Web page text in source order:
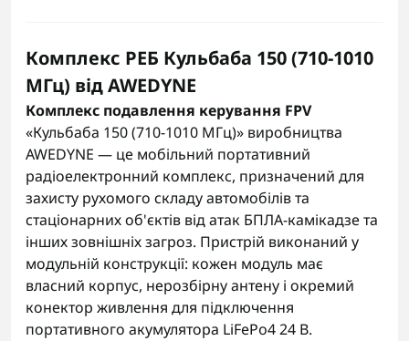
Комплекс РЕБ Кульбаба 150 (710-1010
МГц) від AWEDYNE
Комплекс подавлення керування FPV
«Кульбаба 150 (710-1010 МГц)» виробництва
AWEDYNE — це мобільний портативний
радіоелектронний комплекс, призначений для
захисту рухомого складу автомобілів та
стаціонарних об'єктів від атак БПЛА-камікадзе та
інших зовнішніх загроз. Пристрій виконаний у
модульній конструкції: кожен модуль має
власний корпус, нерозбірну антену і окремий
конектор живлення для підключення
портативного акумулятора LiFePo4 24 В.